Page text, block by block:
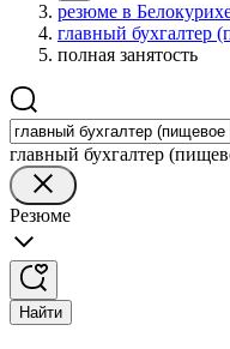
резюме в
главный бухгалтер
полная занятость
главный бухгалтер
Резюме
Найти